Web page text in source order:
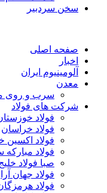
سخن سردبیر
صفحه اصلی
اخبار
آلومینیوم ایران
معدن
سرب و روی
شرکت های فولاد
فولاد
فولاد خراسان
فولاد اکسین
فولاد مبارکه
صبا فولاد
فولاد جهان آرا
فولاد